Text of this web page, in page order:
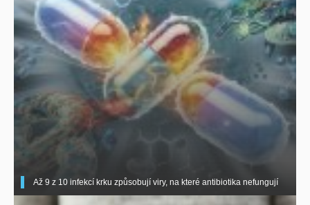
Až 9 z 10 infekcí krku způsobují viry, na které antibiotika nefungují